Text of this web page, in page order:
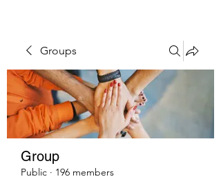
Groups
Group
Public · 196 members